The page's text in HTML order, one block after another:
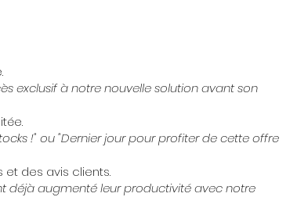
exclusif à notre nouvelle solution avant son
!" ou "Dernier jour pour profiter de cette offre
et des avis clients.
déjà augmenté leur productivité avec notre